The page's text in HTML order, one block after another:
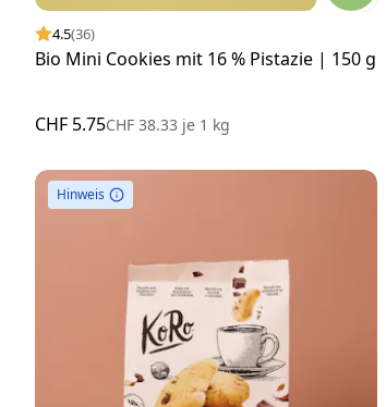
4.5(36)
Bio Mini Cookies mit 16 % Pistazie | 150 g
CHF 5.75CHF 38.33 je 1 kg
Hinweis